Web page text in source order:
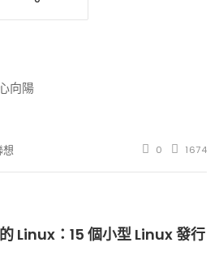
向陽
想 0 1674
Linux：15 個小型 Linux 發行